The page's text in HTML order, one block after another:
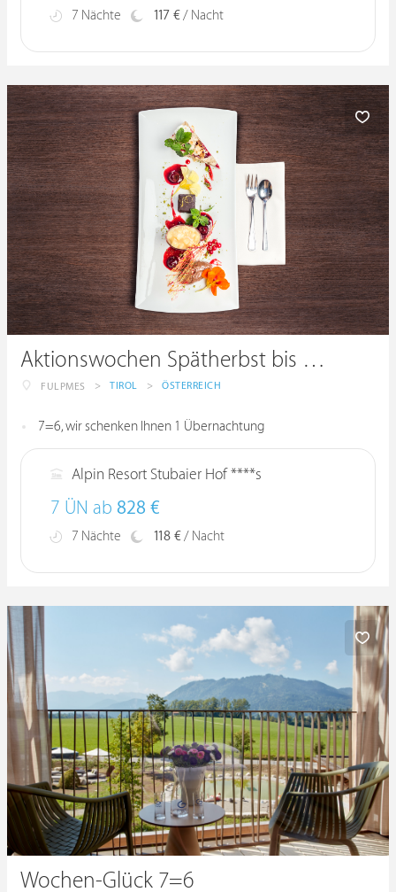
7 Nächte 117 €/ Nacht
Aktionswochen Spätherbst bis Frühwinter
FULPMES > TIROL > ÖSTERREICH
7=6, wir schenken Ihnen 1 Übernachtung
Alpin Resort Stubaier Hof ****s
7 ÜN ab 828 €
7 Nächte 118 €/ Nacht
Wochen-Glück 7=6